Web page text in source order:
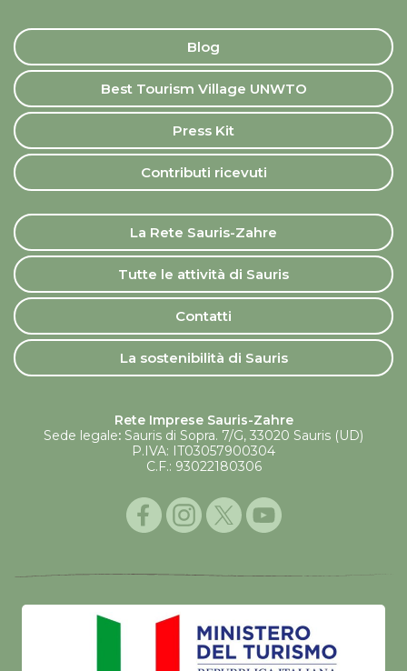
Blog
Best Tourism Village UNWTO
Press Kit
Contributi ricevuti
La Rete Sauris-Zahre
Tutte le attività di Sauris
Contatti
La sostenibilità di Sauris
Rete Imprese Sauris-Zahre
Sede legale: Sauris di Sopra. 7/G, 33020 Sauris (UD)
P.IVA: IT03057900304
C.F.: 93022180306